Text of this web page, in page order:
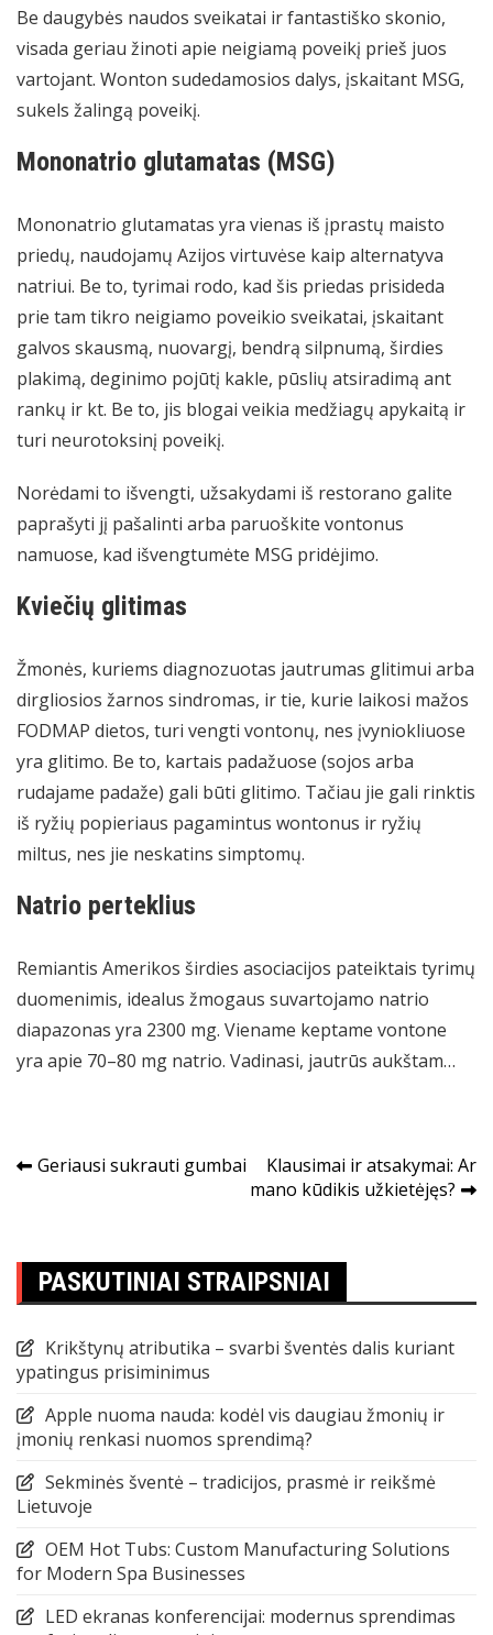
Be daugybės naudos sveikatai ir fantastiško skonio,
visada geriau žinoti apie neigiamą poveikį prieš juos
vartojant. Wonton sudedamosios dalys, įskaitant MSG,
sukels žalingą poveikį.
Mononatrio glutamatas (MSG)
Mononatrio glutamatas yra vienas iš įprastų maisto
priedų, naudojamų Azijos virtuvėse kaip alternatyva
natriui. Be to, tyrimai rodo, kad šis priedas prisideda
prie tam tikro neigiamo poveikio sveikatai, įskaitant
galvos skausmą, nuovargį, bendrą silpnumą, širdies
plakimą, deginimo pojūtį kakle, pūslių atsiradimą ant
rankų ir kt. Be to, jis blogai veikia medžiagų apykaitą ir
turi neurotoksinį poveikį.
Norėdami to išvengti, užsakydami iš restorano galite
paprašyti jį pašalinti arba paruoškite vontonus
namuose, kad išvengtumėte MSG pridėjimo.
Kviečių glitimas
Žmonės, kuriems diagnozuotas jautrumas glitimui arba
dirgliosios žarnos sindromas, ir tie, kurie laikosi mažos
FODMAP dietos, turi vengti vontonų, nes įvyniokliuose
yra glitimo. Be to, kartais padažuose (sojos arba
rudajame padaže) gali būti glitimo. Tačiau jie gali rinktis
iš ryžių popieriaus pagamintus wontonus ir ryžių
miltus, nes jie neskatins simptomų.
Natrio perteklius
Remiantis Amerikos širdies asociacijos pateiktais tyrimų
duomenimis, idealus žmogaus suvartojamo natrio
diapazonas yra 2300 mg. Viename keptame vontone
yra apie 70–80 mg natrio. Vadinasi, jautrūs aukštam…
Navigacija
Geriausi sukrauti gumbai
Klausimai ir atsakymai: Ar
mano kūdikis užkietėjęs?
PASKUTINIAI STRAIPSNIAI
Krikštynų atributika – svarbi šventės dalis kuriant
ypatingus prisiminimus
Apple nuoma nauda: kodėl vis daugiau žmonių ir
įmonių renkasi nuomos sprendimą?
Sekminės šventė – tradicijos, prasmė ir reikšmė
Lietuvoje
OEM Hot Tubs: Custom Manufacturing Solutions
for Modern Spa Businesses
LED ekranas konferencijai: modernus sprendimas